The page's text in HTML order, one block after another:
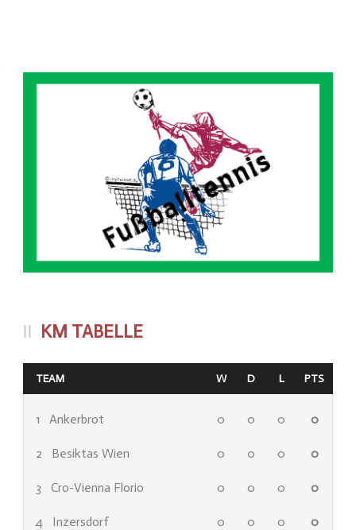
KM TABELLE
TEAM W D L PTS
1 Ankerbrot 0 0 0 0
2 Besiktas Wien 0 0 0 0
3 Cro-Vienna Florio 0 0 0 0
4 Inzersdorf 0 0 0 0